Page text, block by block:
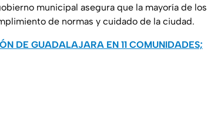
municipal asegura que la mayoría de los
de normas y cuidado de la ciudad.
DE GUADALAJARA EN 11 COMUNIDADES;